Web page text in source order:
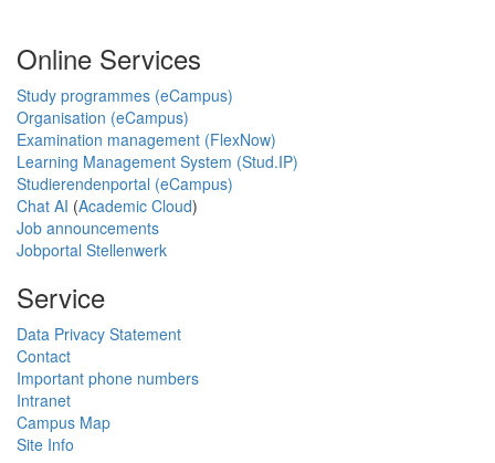
Online Services
Study programmes (eCampus)
Organisation (eCampus)
Examination management (FlexNow)
Learning Management System (Stud.IP)
Studierendenportal (eCampus)
Chat AI (Academic Cloud)
Job announcements
Jobportal Stellenwerk
Service
Data Privacy Statement
Contact
Important phone numbers
Intranet
Campus Map
Site Info